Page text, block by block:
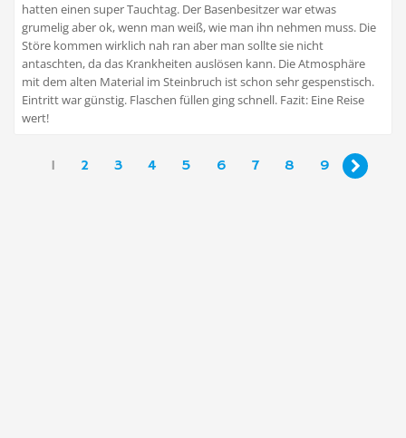
hatten einen super Tauchtag. Der Basenbesitzer war etwas
grumelig aber ok, wenn man weiß, wie man ihn nehmen muss. Die
Störe kommen wirklich nah ran aber man sollte sie nicht
antaschten, da das Krankheiten auslösen kann. Die Atmosphäre
mit dem alten Material im Steinbruch ist schon sehr gespenstisch.
Eintritt war günstig. Flaschen füllen ging schnell. Fazit: Eine Reise
wert!
1 2 3 4 5 6 7 8 9 